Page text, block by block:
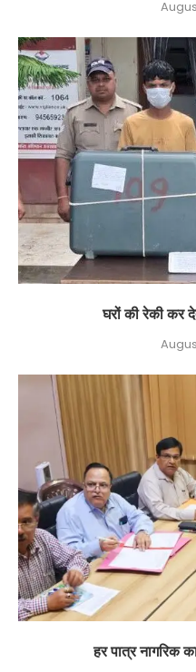
घरों की रेकी कर
हर पात्र नागरिक